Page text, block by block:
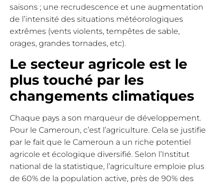
saisons ; une recrudescence et une augmentation
de l’intensité des situations météorologiques
extrêmes (vents violents, tempêtes de sable,
orages, grandes tornades, etc).
Le secteur agricole est le
plus touché par les
changements climatiques
Chaque pays a son marqueur de développement.
Pour le Cameroun, c’est l’agriculture. Cela se justifie
par le fait que le Cameroun a un riche potentiel
agricole et écologique diversifié. Selon l’Institut
national de la statistique, l’agriculture emploie plus
de 60% de la population active, près de 90% des